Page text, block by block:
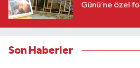
Günü’ne özel
Son Haberler